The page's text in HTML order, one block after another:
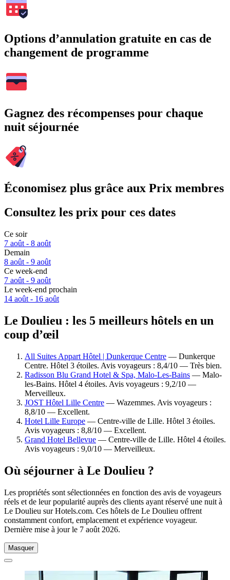
Options d’annulation gratuite en cas de
changement de programme
Gagnez des récompenses pour chaque
nuit séjournée
Économisez plus grâce aux Prix membres
Consultez les prix pour ces dates
Ce soir
7 août - 8 août
Demain
8 août - 9 août
Ce week-end
7 août - 9 août
Le week-end prochain
14 août - 16 août
Le Doulieu : les 5 meilleurs hôtels en un
coup d’œil
All Suites Appart Hôtel | Dunkerque Centre — Dunkerque
Centre. Hôtel 3 étoiles. Avis voyageurs : 8,4/10 — Très bien.
Radisson Blu Grand Hotel & Spa, Malo-Les-Bains — Malo-
les-Bains. Hôtel 4 étoiles. Avis voyageurs : 9,2/10 —
Merveilleux.
JOST Hôtel Lille Centre — Wazemmes. Avis voyageurs :
8,8/10 — Excellent.
Hotel Lille Europe — Centre-ville de Lille. Hôtel 3 étoiles.
Avis voyageurs : 8,8/10 — Excellent.
Grand Hotel Bellevue — Centre-ville de Lille. Hôtel 4 étoiles.
Avis voyageurs : 9,0/10 — Merveilleux.
Où séjourner à Le Doulieu ?
Les propriétés sont sélectionnées en fonction des avis de voyageurs
réels et de leur popularité auprès des clients ayant réservé une nuit à
Le Doulieu sur Hotels.com. Ces hôtels de Le Doulieu offrent
constamment confort, emplacement et expérience voyageur.
Dernière mise à jour le 7 août 2026.
Masquer